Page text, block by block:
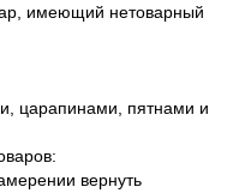
имеющий нетоварный
царапинами, пятнами и
вернуть